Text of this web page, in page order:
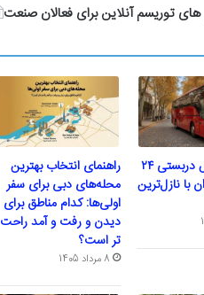
توریسم آنلاین برای فعالان صنعت
شماره اتوبوس دربستی ۲۴
با نازل‌ترین
راهنمای انتخاب بهترین
محله‌های دبی برای سفر
اولی‌ها: کدام مناطق برای
دیدن و رفت و آمد راحت
تر است؟
8 مرداد 1405